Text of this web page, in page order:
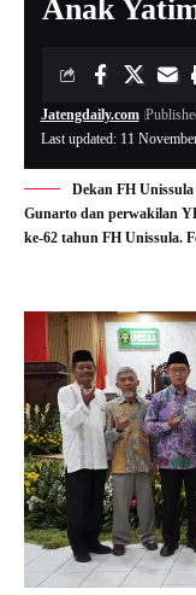
Anak
Last updated: 11
Jatengdaily.com
Dekan FH
Gunarto dan perwakilan
ke-62 tahun FH Unissula.